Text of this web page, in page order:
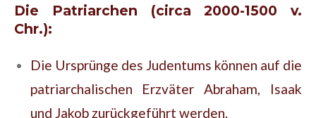
Die Patriarchen (circa 2000-1500 v.
Chr.):
Die Ursprünge des Judentums können auf die
patriarchalischen Erzväter Abraham, Isaak
und Jakob zurückgeführt werden.